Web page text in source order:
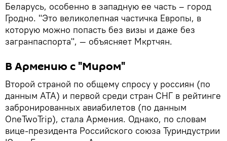
Беларусь, особенно в западную ее часть – город
Гродно. "Это великолепная частичка Европы, в
которую можно попасть без визы и даже без
загранпаспорта", — объясняет Мкртчян.
В Армению с "Миром"
Второй страной по общему спросу у россиян (по
данным АТА) и первой среди стран СНГ в рейтинге
забронированных авиабилетов (по данным
OneTwoTrip), стала Армения. Однако, по словам
вице-президента Российского союза Туриндустрии